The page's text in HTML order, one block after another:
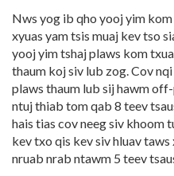
Nws yog ib qho yooj yim
xyuas yam tsis muaj kev tso
yooj yim tshaj plaws kom
thaum koj siv lub zog. Cov
plaws thaum lub sij hawm
ntuj thiab tom qab 8 teev
hais tias cov neeg siv khoom
kev txo qis kev siv hluav
nruab nrab ntawm 5 teev